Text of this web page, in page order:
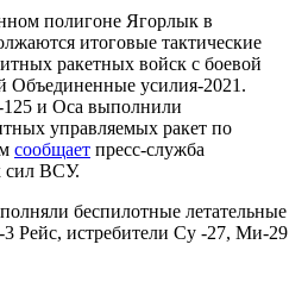
полигоне Ягорлык в
итоговые тактические
ракетных войск с боевой
Объединенные усилия-2021.
и Оса выполнили
управляемых ракет по
сообщает пресс-служба
сил ВСУ.
беспилотные летательные
Рейс, истребители Су -27, Ми-29